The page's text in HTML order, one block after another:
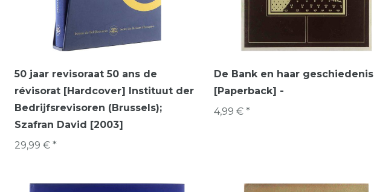
50 jaar revisoraat 50 ans de
révisorat [Hardcover] Instituut der
Bedrijfsrevisoren (Brussels);
Szafran David [2003]
29,99 € *
De Bank en haar geschiedenis
[Paperback] -
4,99 € *